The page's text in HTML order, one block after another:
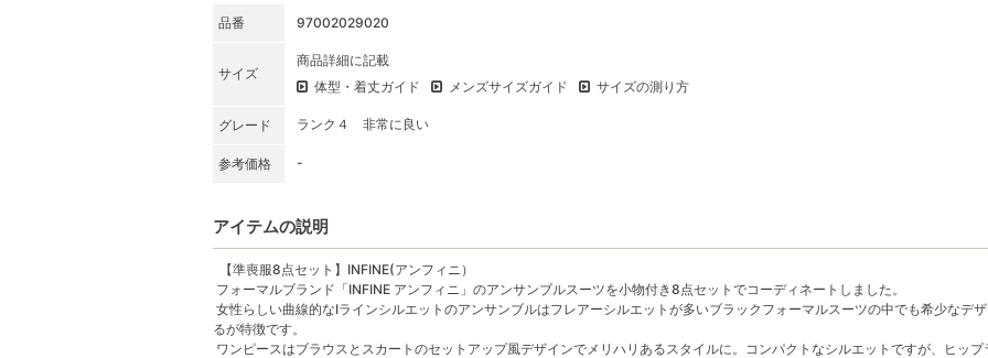
品番 97002029020
サイズ
商品詳細に記載
体型・着丈ガイド
メンズサイズガイド サイズの測り方
グレード ランク４ 非常に良い
参考価格 -
アイテムの説明
【準喪服8点セット】INFINE(アンフィニ）
フォーマルブランド「INFINE アンフィニ」のアンサンブルスーツを小物付き8点セットでコーディネートしました。
女性らしい曲線的なIラインシルエットのアンサンブルはフレアーシルエットが多いブラックフォーマルスーツの中でも希少なデ
るが特徴です。
ワンピースはブラウスとスカートのセットアップ風デザインでメリハリあるスタイルに。コンパクトなシルエットですが、ヒッ